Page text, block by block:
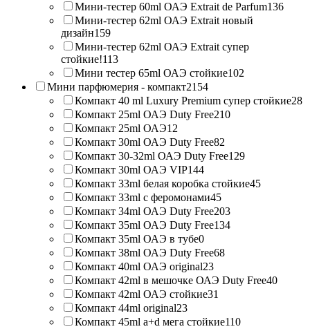
Мини-тестер 60ml ОАЭ Extrait de Parfum136
Мини-тестер 62ml ОАЭ Extrait новый
дизайн159
Мини-тестер 62ml ОАЭ Extrait супер
стойкие!113
Мини тестер 65ml ОАЭ стойкие102
Мини парфюмерия - компакт2154
Компакт 40 ml Luxury Premium супер стойкие28
Компакт 25ml ОАЭ Duty Free210
Компакт 25ml ОАЭ12
Компакт 30ml ОАЭ Duty Free82
Компакт 30-32ml ОАЭ Duty Free129
Компакт 30ml ОАЭ VIP144
Компакт 33ml белая коробка стойкие45
Компакт 33ml с феромонами45
Компакт 34ml ОАЭ Duty Free203
Компакт 35ml ОАЭ Duty Free134
Компакт 35ml ОАЭ в тубе0
Компакт 38ml ОАЭ Duty Free68
Компакт 40ml ОАЭ original23
Компакт 42ml в мешочке ОАЭ Duty Free40
Компакт 42ml ОАЭ стойкие31
Компакт 44ml original23
Компакт 45ml a+d мега стойкие110